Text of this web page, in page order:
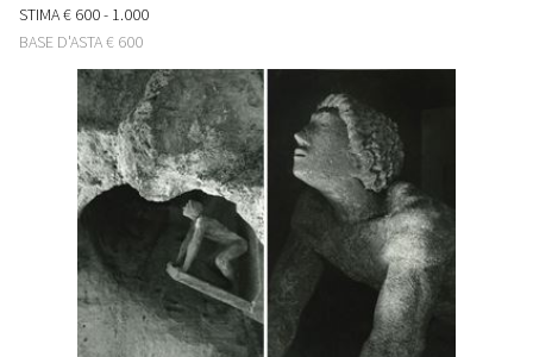
STIMA€ 600 - 1.000
BASE D'ASTA€ 600